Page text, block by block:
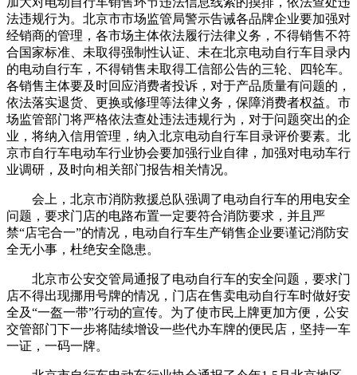
法违规行为。北京市市场监管局警示告诫各品牌企业要加强对
经销商的管理，各市场主体依法履行法律义务，不得销售不符
合国家标准、未取得强制性认证、未在北京电动自行车目录内
的电动自行车，不得销售未取得工信部公告的三轮、四轮车。
各销售主体要及时回应消费者投诉，对于产品质量有问题的，
依法落实退货、更换或修理等法律义务，保障消费者权益。市
场监管部门将严格依法查处违法违规行为，对于问题突出的企
业，将纳入信用管理，纳入北京电动自行车目录评价要素。北
京市自行车电动车行业协会要加强行业自律，加强对电动车行
业调研，及时向相关部门报告相关情况。
会上，北京市消防救援总队强调了电动自行车的用电安全
问题，要求门店的电路布置一定要符合消防要求，并且严
禁“店宅合一”的情况，电动自行车生产销售企业要谨记消防安
全无小事，杜绝安全隐患。
北京市公安交管局通报了电动自行车的安全问题，要求门
店不得出现挪用号牌的情况，门店在售卖电动自行车时做好安
全及“一盔一带”行动的宣传。为了使市民上牌更加方便，公安
交管部门下一步将陆续增设一些代办车牌的便民店，坚持一车
一证，一码一牌。